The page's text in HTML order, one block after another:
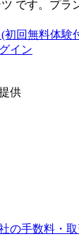
です。プラ
(初回無料体験
イン
供
の手数料・